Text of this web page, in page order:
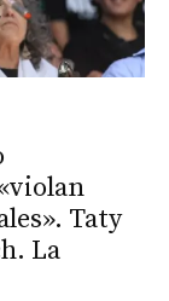
Taty
La